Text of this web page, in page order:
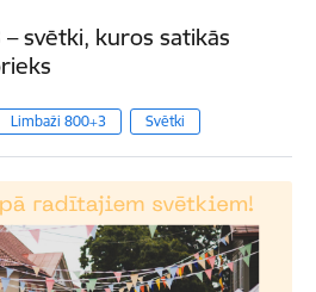
svētki, kuros satikās
Limbaži 800+3 Svētki